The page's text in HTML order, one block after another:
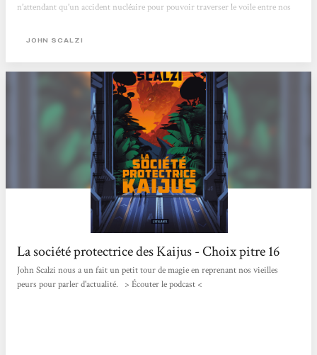
n’attendant qu’un accident nucléaire pour pouvoir traverser le voile entre nos
différentes formes mais leur représentant le plus connu est bien entendu
JOHN SCALZI
La société protectrice des Kaijus - Choix pitre 16
John Scalzi nous a un fait un petit tour de magie en reprenant nos vieilles
peurs pour parler d'actualité. > Écouter le podcast <